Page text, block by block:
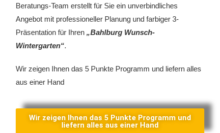
Beratungs-Team erstellt für Sie ein unverbindliches
Angebot mit professioneller Planung und farbiger 3-
Präsentation für Ihren„Bahlburg Wunsch-
Wintergarten“.
Wir zeigen Ihnen das 5 Punkte Programm und liefern alles
aus einer Hand
Wir zeigen Ihnen das 5 Punkte Programm und
liefern alles aus einer Hand